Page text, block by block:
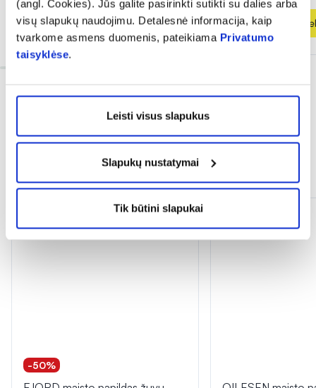
(angl. Cookies). Jūs galite pasirinkti sutikti su dalies arba
visų slapukų naudojimu. Detalesnė informacija, kaip
tvarkome asmens duomenis, pateikiama Privatumo
taisyklėse.
Leisti visus slapukus
Slapukų nustatymai
Tik būtini slapukai
Į krepšelį Į
Dažnai perkama kartu
-50%